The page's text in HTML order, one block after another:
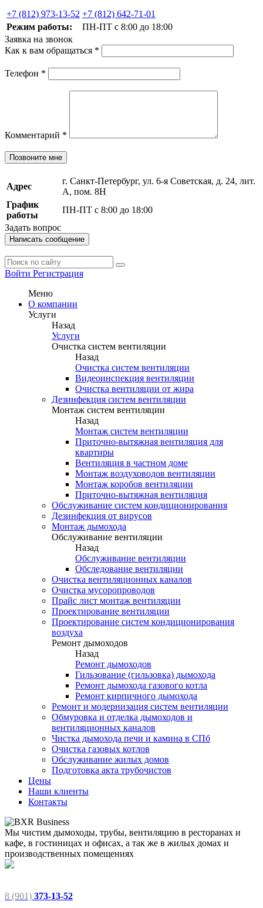
+7 (812) 973-13-52 +7 (812) 642-71-01
Режим работы:
ПН-ПТ с 8:00 до 18:00
Заявка на звонок
Как к вам обращаться *
Телефон *
Комментарий *
Позвоните мне
Адрес
г. Санкт-Петербург, ул. 6-я Советская, д. 24, лит.
А, пом. 8Н
График
работы
ПН-ПТ с 8:00 до 18:00
Задать вопрос
Написать сообщение
Войти Регистрация
Меню
О компании
Услуги
Назад
Услуги
Очистка систем вентиляции
Назад
Очистка систем вентиляции
Видеоинспекция вентиляции
Очистка вентиляции от жира
Дезинфекция систем вентиляции
Монтаж систем вентиляции
Назад
Монтаж систем вентиляции
Приточно-вытяжная вентиляция для
квартиры
Вентиляция в частном доме
Монтаж воздуховодов вентиляции
Монтаж коробов вентиляции
Приточно-вытяжная вентиляция
Обслуживание систем кондиционирования
Дезинфекция от вирусов
Монтаж дымохода
Обслуживание вентиляции
Назад
Обслуживание вентиляции
Обследование вентиляции
Очистка вентиляционных каналов
Очистка мусоропроводов
Прайс лист монтаж вентиляции
Проектирование вентиляции
Проектирование систем кондиционирования
воздуха
Ремонт дымоходов
Назад
Ремонт дымоходов
Гильзование (гильзовка) дымохода
Ремонт дымохода газового котла
Ремонт кирпичного дымохода
Ремонт и модернизация систем вентиляции
Обмуровка и отделка дымоходов и
вентиляционных каналов
Чистка дымохода печи и камина в СПб
Очистка газовых котлов
Обслуживание жилых домов
Подготовка акта трубочистов
Цены
Наши клиенты
Контакты
Мы чистим дымоходы, трубы, вентиляцию в ресторанах и
кафе, в гостиницах и офисах, а так же в жилых домах и
производственных помещениях
8 (901) 373-13-52